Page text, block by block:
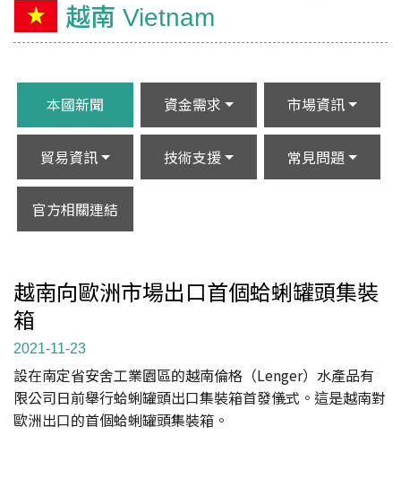
越南 Vietnam
本國新聞 資金需求 市場資訊
貿易資訊 技術支援 常見問題
官方相關連結
越南向歐洲市場出口首個蛤蜊罐頭集裝
箱
2021-11-23
設在南定省安舍工業園區的越南倫格（Lenger）水產品有
限公司日前舉行蛤蜊罐頭出口集裝箱首發儀式。這是越南對
歐洲出口的首個蛤蜊罐頭集裝箱。